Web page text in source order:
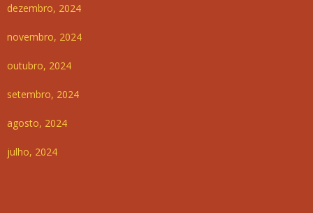
dezembro, 2024
novembro, 2024
outubro, 2024
setembro, 2024
agosto, 2024
julho, 2024